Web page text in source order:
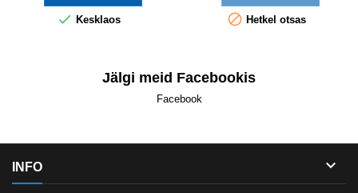
 Kesklaos  Hetkel otsas
Jälgi meid Facebookis
Facebook
INFO 